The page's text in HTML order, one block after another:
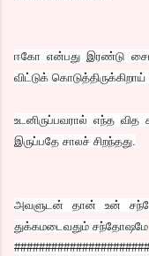
ஈகோ என்பது இரண்டு
விட்டுக்
உடனிருப்பவரால் எந்த
இருப்பதே சாலச் சிறந்தது.
அவளுடன் தான் உன்
துக்கமடைவதும் சந்தோஷமே